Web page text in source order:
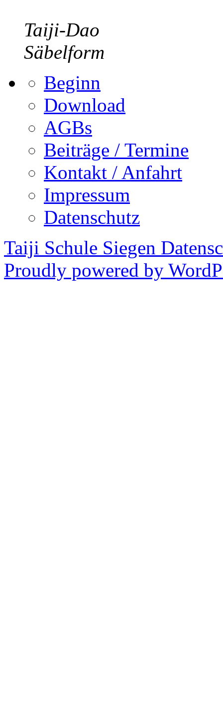
Taiji-Dao
Säbelform
Beginn
Download
AGBs
Beiträge / Termine
Kontakt / Anfahrt
Impressum
Datenschutz
Taiji Schule Siegen
Proudly powered by